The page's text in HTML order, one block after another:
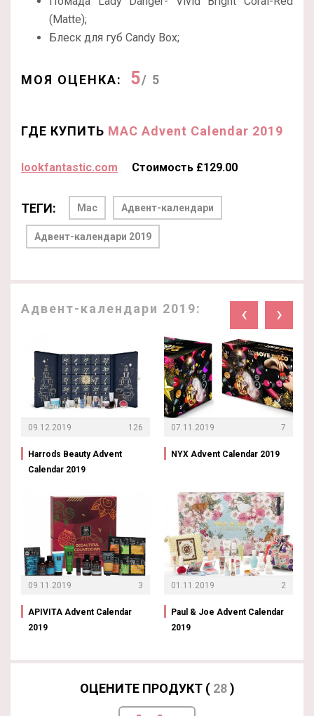
(Matte);
Блеск для губ Candy Box;
МОЯ ОЦЕНКА: 5/ 5
ГДЕ КУПИТЬ MAC Advent Calendar 2019
lookfantastic.com Стоимость £129.00
ТЕГИ: Mac Адвент-календари
Адвент-календари 2019
Адвент-календари 2019: ‹ ›
09.12.2019 126
Harrods Beauty Advent
Calendar 2019
09.11.2019 3
APIVITA Advent Calendar
2019
07.11.2019 7
NYX Advent Calendar 2019
01.11.2019 2
Paul & Joe Advent Calendar
2019
ОЦЕНИТЕ ПРОДУКТ ( 28)